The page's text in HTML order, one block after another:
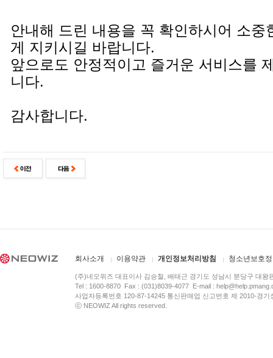
안내해 드린 내용을 꼭 확인하시어 소중
게 지키시길 바랍니다.
앞으로도 안정적이고 즐거운 서비스를
니다.
감사합니다.
회사소개 이용약관 개인정보처리방침 청소년보호
(주)네오위즈 대표이사 김승철, 배태근 경기도 성남시 분당구 대왕
Tel : 1600-8870 Fax : (031)8039-4077 E-mail :
사업자등록번호 120-87-14245 통신판매업 신고번호 제 2010-경
ⓒ NEOWIZ All rights reserved.